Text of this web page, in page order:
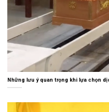
Những lưu ý quan trọng khi lựa chọn